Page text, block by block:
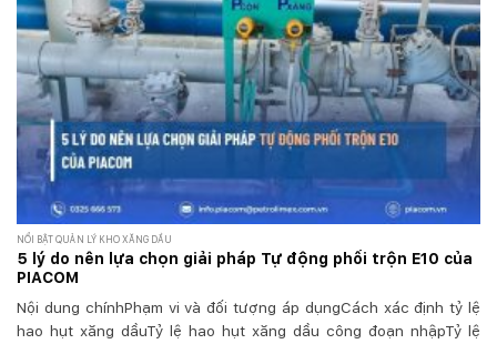
NỔI BẬT QUẢN LÝ KHO XĂNG DẦU
5 lý do nên lựa chọn giải pháp Tự động phối trộn E10 của
PIACOM
Nội dung chínhPhạm vi và đối tượng áp dụngCách xác định tỷ lệ
hao hụt xăng dầuTỷ lệ hao hụt xăng dầu công đoạn nhậpTỷ lệ